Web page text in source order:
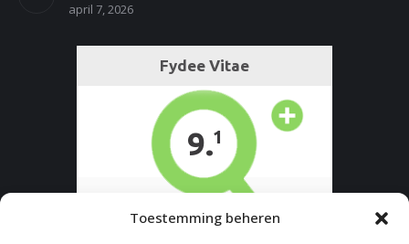
Toestemming beheren
april 7, 2026